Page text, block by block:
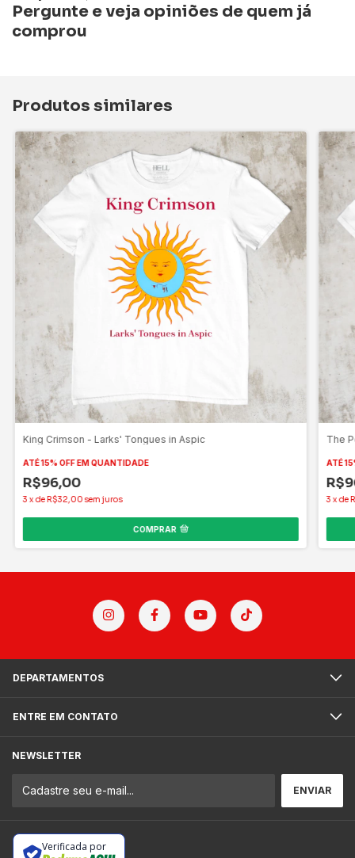
Pergunte e veja opiniões de quem já
comprou
Produtos similares
King Crimson - Larks' Tongues in Aspic
ATÉ 15% OFFEM QUANTIDADE
R$96,00
3 xdeR$32,00 sem juros
COMPRAR
The
ATÉ
3 xde
DEPARTAMENTOS
ENTRE EM CONTATO
NEWSLETTER
Verificada por